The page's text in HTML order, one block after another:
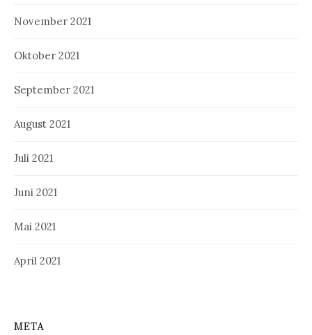
November 2021
Oktober 2021
September 2021
August 2021
Juli 2021
Juni 2021
Mai 2021
April 2021
META